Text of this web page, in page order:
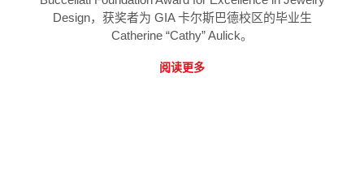
Design，获奖者为 GIA 卡尔斯巴德校区的毕业生
Catherine “Cathy” Aulick。
阅读更多